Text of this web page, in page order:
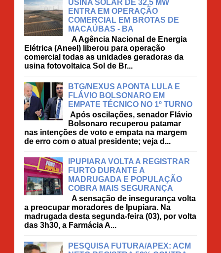
USINA SOLAR DE 32,5 MW
ENTRA EM OPERAÇÃO
COMERCIAL EM BROTAS DE
MACAÚBAS - BA
A Agência Nacional de Energia
Elétrica (Aneel) liberou para operação
comercial todas as unidades geradoras da
usina fotovoltaica Sol de Br...
BTG/NEXUS APONTA LULA E
FLÁVIO BOLSONARO EM
EMPATE TÉCNICO NO 1º TURNO
Após oscilações, senador Flávio
Bolsonaro recuperou patamar
nas intenções de voto e empata na margem
de erro com o atual presidente; veja d...
IPUPIARA VOLTA A REGISTRAR
FURTO DURANTE A
MADRUGADA E POPULAÇÃO
COBRA MAIS SEGURANÇA
A sensação de insegurança volta
a preocupar moradores de Ipupiara. Na
madrugada desta segunda-feira (03), por volta
das 3h30, a Farmácia A...
PESQUISA FUTURA/APEX: ACM